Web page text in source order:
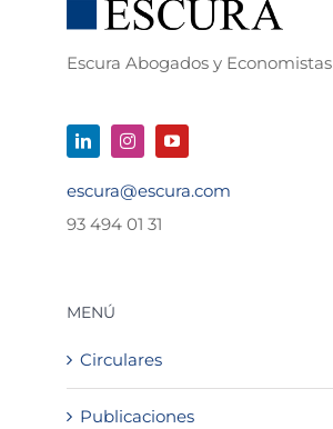
Escura Abogados y Economistas
escura@escura.com
93 494 01 31
MENÚ
Circulares
Publicaciones